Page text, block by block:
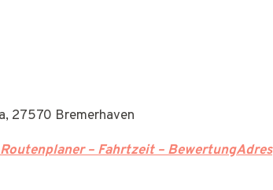
27570 Bremerhaven
– Fahrtzeit – BewertungAdres